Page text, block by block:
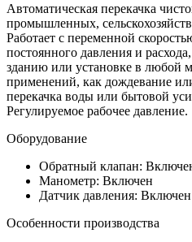
Автоматическая перекачка
промышленных,
Работает с переменной
постоянного давления и
зданию или установке в любой
применений, как дождевание
перекачка воды или бытовой
Регулируемое рабочее давление.
Оборудование
Обратный клапан:
Манометр: Включен
Датчик давления: Включен
Особенности производства